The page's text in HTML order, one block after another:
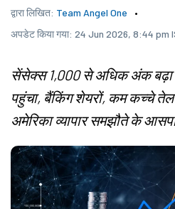
द्वारा लिखित: Team Angel One
अपडेट किया गया: 24 Jun 2026, 8:44 pm
सेंसेक्स 1,000 से अधिक अंक बढ़ा
पहुंचा, बैंकिंग शेयरों, कम कच्चे
अमेरिका व्यापार समझौते के